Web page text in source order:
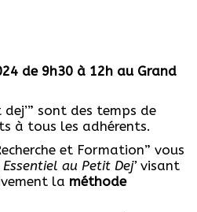
de 9h30 à 12h au Grand
sont des temps de
à tous les adhérents.
et Formation” vous
Essentiel au Petit Dej’ visant
la méthode